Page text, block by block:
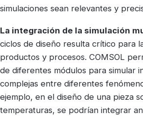
simulaciones sean relevantes y
La integración de la simulación
ciclos de diseño resulta crítico para
productos y procesos. COMSOL
de diferentes módulos para simular
complejas entre diferentes
ejemplo, en el diseño de una pieza
temperaturas, se podrían integrar